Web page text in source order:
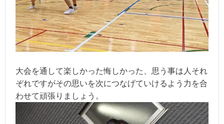
大会を通して楽しかった悔しかった、思う事は人それ
ぞれですがその思いを次につなげていけるよう力を合
わせて頑張りましょう。